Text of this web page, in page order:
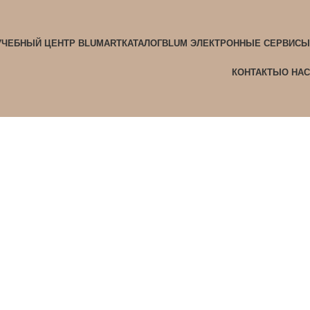
ЦЕНТР BLUMARTКАТАЛОГBLUM ЭЛЕКТРОННЫЕ СЕРВИСЫ
КОНТАКТЫ О НАС